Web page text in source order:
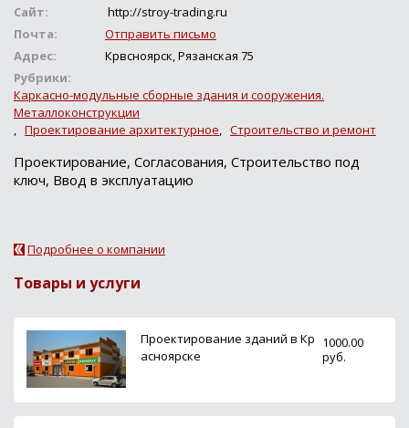
Сайт:
http://stroy-trading.ru
Почта:
Отправить письмо
Адрес:
Крвсноярск, Рязанская 75
Рубрики:
Каркасно-модульные сборные здания и сооружения.
Металлоконструкции
, Проектирование архитектурное, Строительство и ремонт
Проектирование, Согласования, Строительство под
ключ, Ввод в эксплуатацию
Подробнее о компании
Товары и услуги
Проектирование зданий в Кр
асноярске
1000.00
руб.